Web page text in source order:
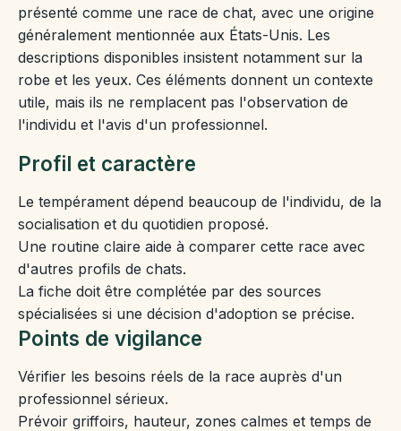
présenté comme une race de chat, avec une origine
généralement mentionnée aux États-Unis. Les
descriptions disponibles insistent notamment sur la
robe et les yeux. Ces éléments donnent un contexte
utile, mais ils ne remplacent pas l'observation de
l'individu et l'avis d'un professionnel.
Profil et caractère
Le tempérament dépend beaucoup de l'individu, de la
socialisation et du quotidien proposé.
Une routine claire aide à comparer cette race avec
d'autres profils de chats.
La fiche doit être complétée par des sources
spécialisées si une décision d'adoption se précise.
Points de vigilance
Vérifier les besoins réels de la race auprès d'un
professionnel sérieux.
Prévoir griffoirs, hauteur, zones calmes et temps de